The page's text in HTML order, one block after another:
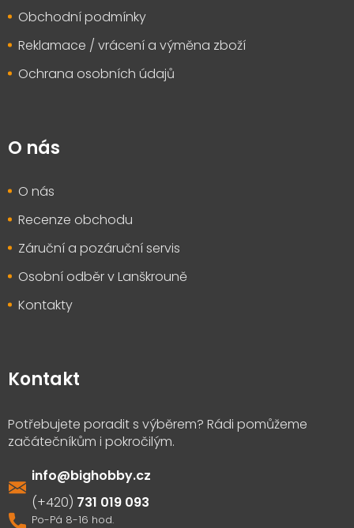
Obchodní podmínky
Reklamace / vrácení a výměna zboží
Ochrana osobních údajů
O nás
O nás
Recenze obchodu
Záruční a pozáruční servis
Osobní odběr v Lanškrouně
Kontakty
Kontakt
info@bighobby.cz
731 019 093